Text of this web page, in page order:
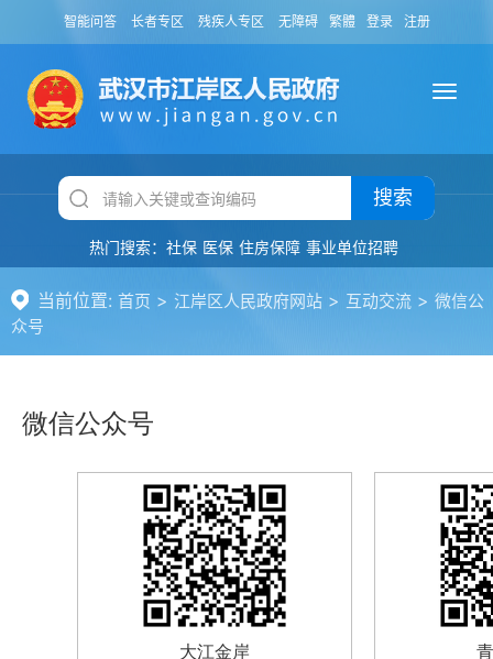
智能问答 长者专区 残疾人专区 无障碍 繁體 登录 注册
搜索
热门搜索： 社保 医保 住房保障 事业单位招聘
当前位置: 首页 > 江岸区人民政府网站 > 互动交流 > 微信公
众号
微信公众号
大江金岸